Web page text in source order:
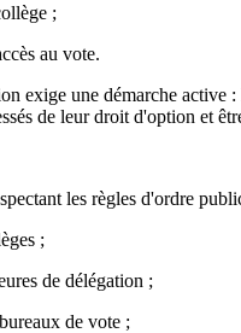
;
au vote.
exige une démarche
de leur droit d'option et
les règles d'ordre
;
de délégation ;
de vote ;